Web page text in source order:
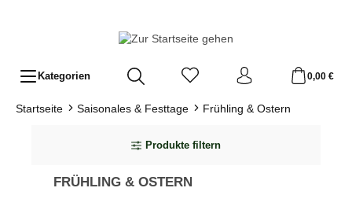
Kategorien 0,00 €
Startseite Saisonales & Festtage Frühling & Ostern
Produkte filtern
FRÜHLING & OSTERN